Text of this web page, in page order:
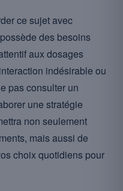
ce sujet avec
des besoins
aux dosages
indésirable ou
pas consulter un
une stratégie
non seulement
mais aussi de
choix quotidiens pour